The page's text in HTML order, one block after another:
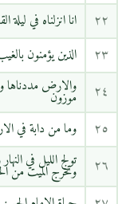
٢٢
انا انزلناه في ليلة
٢٣
الذين يؤمنون
٢٤
والارض مددناها
موزون
٢٥
وما من دابة في
٢٦
تولج الليل في
وتخرج الميت من